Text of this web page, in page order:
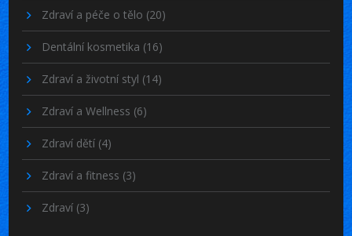
Zdraví a péče o tělo (20)
Dentální kosmetika (16)
Zdraví a životní styl (14)
Zdraví a Wellness (6)
Zdraví dětí (4)
Zdraví a fitness (3)
Zdraví (3)